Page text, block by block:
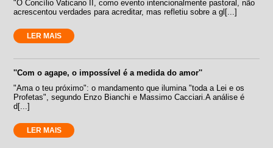
"O Concílio Vaticano II, como evento intencionalmente pastoral, não
acrescentou verdades para acreditar, mas refletiu sobre a gl[...]
LER MAIS
''Com o agape, o impossível é a medida do amor''
"Ama o teu próximo": o mandamento que ilumina "toda a Lei e os
Profetas", segundo Enzo Bianchi e Massimo Cacciari.A análise é
d[...]
LER MAIS